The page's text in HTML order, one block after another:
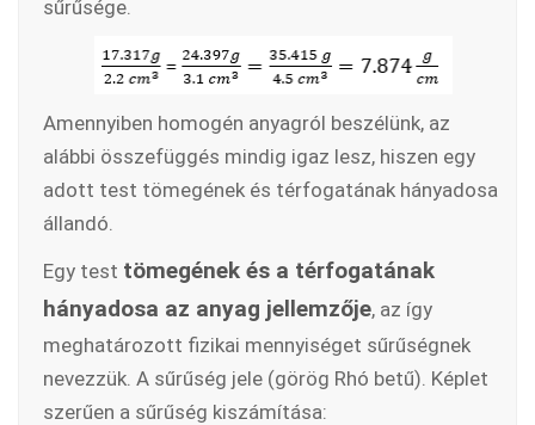
sűrűsége.
Amennyiben homogén anyagról beszélünk, az
alábbi összefüggés mindig igaz lesz, hiszen egy
adott test tömegének és térfogatának hányadosa
állandó.
Egy test tömegének és a térfogatának
hányadosa az anyag jellemzője, az így
meghatározott fizikai mennyiséget sűrűségnek
nevezzük. A sűrűség jele (görög Rhó betű). Képlet
szerűen a sűrűség kiszámítása: